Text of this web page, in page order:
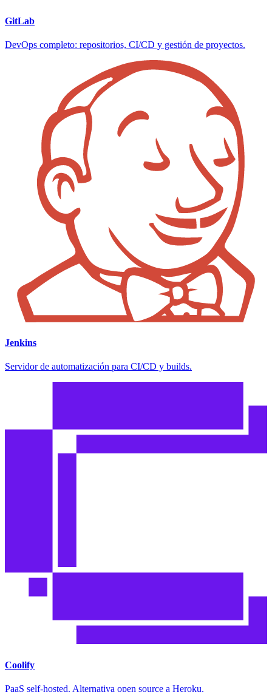
GitLab
DevOps completo: repositorios, CI/CD y gestión de proyectos.
Jenkins
Servidor de automatización para CI/CD y builds.
Coolify
PaaS self-hosted. Alternativa open source a Heroku.